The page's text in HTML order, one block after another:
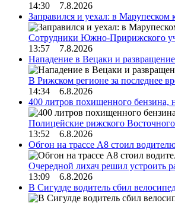
14:30 7.8.2026
Заправился и уехал: в
Сотрудники Южно-Пририжского
13:57 7.8.2026
Нападение в Вецаки и
В Рижском регионе за последнее
14:34 6.8.2026
400 литров похищенного бензина,
Полицейские рижского
13:52 6.8.2026
Обгон на трассе А8 стоил
Очередной лихач решил устроить
13:09 6.8.2026
В Сигулде водитель сбил